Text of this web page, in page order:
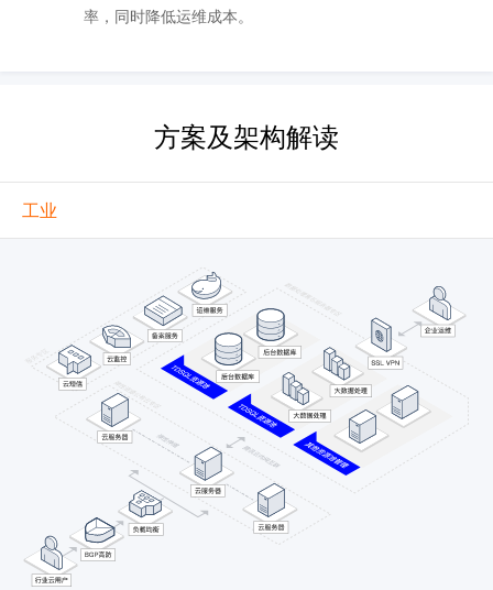
率，同时降低运维成本。
方案及架构解读
工业